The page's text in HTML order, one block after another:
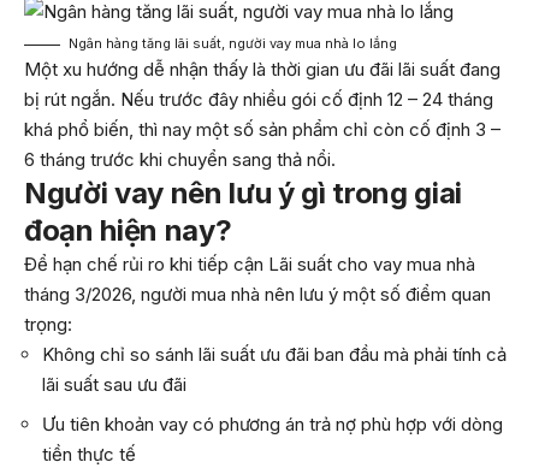
Ngân hàng tăng lãi suất, người vay mua nhà lo lắng
Một xu hướng dễ nhận thấy là thời gian ưu đãi lãi suất đang
bị rút ngắn. Nếu trước đây nhiều gói cố định 12 – 24 tháng
khá phổ biến, thì nay một số sản phẩm chỉ còn cố định 3 –
6 tháng trước khi chuyển sang thả nổi.
Người vay nên lưu ý gì trong giai
đoạn hiện nay?
Để hạn chế rủi ro khi tiếp cận Lãi suất cho vay mua nhà
tháng 3/2026, người mua nhà nên lưu ý một số điểm quan
trọng:
Không chỉ so sánh lãi suất ưu đãi ban đầu mà phải tính cả
lãi suất sau ưu đãi
Ưu tiên khoản vay có phương án trả nợ phù hợp với dòng
tiền thực tế